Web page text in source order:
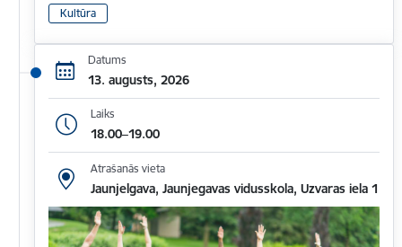
Kultūra
Datums
13. augusts, 2026
Laiks
18.00–19.00
Atrašanās vieta
Jaunjelgava, Jaunjegavas vidusskola, Uzvaras iela 1